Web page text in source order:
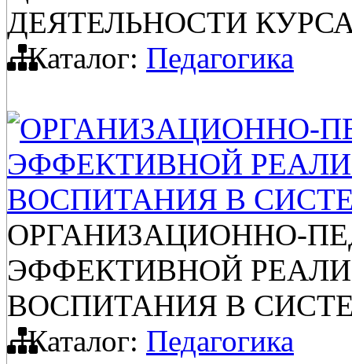
ДЕЯТЕЛЬНОСТИ
Каталог: Педагогика
ОРГАНИЗАЦИОННО-
ЭФФЕКТИВНОЙ
ВОСПИТАНИЯ В
ОРГАНИЗАЦИОННО-
ЭФФЕКТИВНОЙ
ВОСПИТАНИЯ В
Каталог: Педагогика